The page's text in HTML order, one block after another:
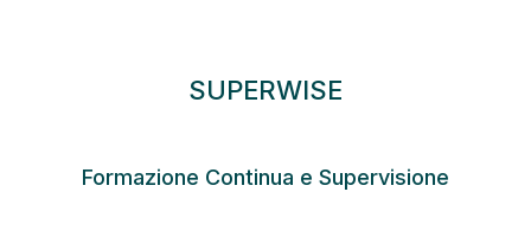
SUPERWISE
Formazione Continua e Supervisione